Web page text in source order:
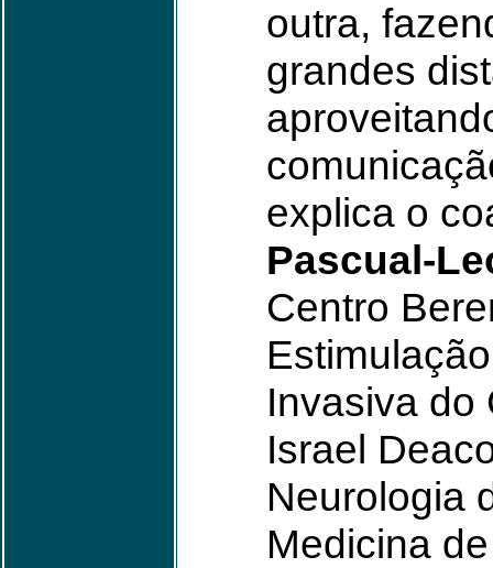
outra,
grandes
explica o
Pascual-
Centro
Invasiva do
Israel
Neurologia
Medicina